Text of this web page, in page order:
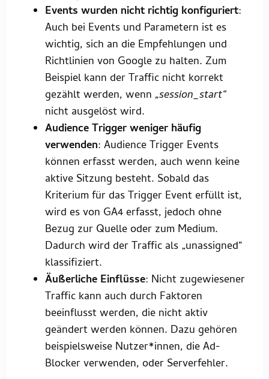
Events wurden nicht richtig konfiguriert:
Auch bei Events und Parametern ist es
wichtig, sich an die Empfehlungen und
Richtlinien von Google zu halten. Zum
Beispiel kann der Traffic nicht korrekt
gezählt werden, wenn „session_start“
nicht ausgelöst wird.
Audience Trigger weniger häufig
verwenden: Audience Trigger Events
können erfasst werden, auch wenn keine
aktive Sitzung besteht. Sobald das
Kriterium für das Trigger Event erfüllt ist,
wird es von GA4 erfasst, jedoch ohne
Bezug zur Quelle oder zum Medium.
Dadurch wird der Traffic als „unassigned“
klassifiziert.
Äußerliche Einflüsse: Nicht zugewiesener
Traffic kann auch durch Faktoren
beeinflusst werden, die nicht aktiv
geändert werden können. Dazu gehören
beispielsweise Nutzer*innen, die Ad-
Blocker verwenden, oder Serverfehler.